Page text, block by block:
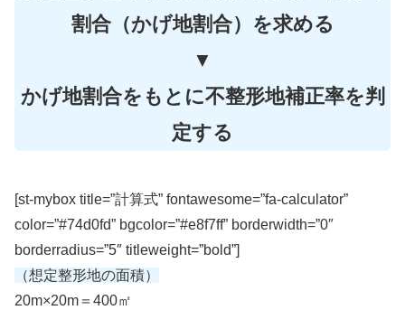
割合（かげ地割合）を求める
▼
かげ地割合をもとに不整形地補正率を判
定する
[st-mybox title=”計算式” fontawesome=”fa-calculator”
color=”#74d0fd” bgcolor=”#e8f7ff” borderwidth=”0″
borderradius=”5″ titleweight=”bold”]
（想定整形地の面積）
20m×20m＝400㎡